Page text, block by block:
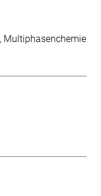
Multiphasenchemie